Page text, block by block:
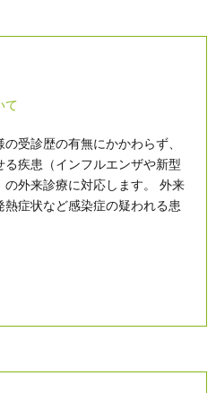
て
受診歴の有無にかかわらず、
疾患（インフルエンザや新型
の外来診療に対応します。 外来
症状など感染症の疑われる患